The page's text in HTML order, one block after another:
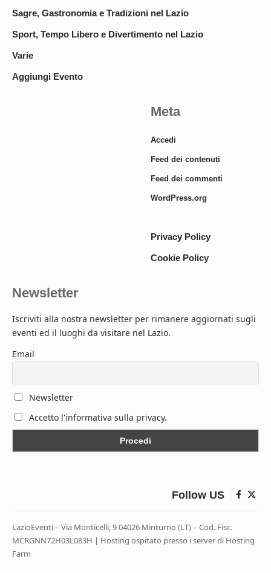
Sagre, Gastronomia e Tradizioni nel Lazio
Sport, Tempo Libero e Divertimento nel Lazio
Varie
Aggiungi Evento
Meta
Accedi
Feed dei contenuti
Feed dei commenti
WordPress.org
Privacy Policy
Cookie Policy
Newsletter
Iscriviti alla nostra newsletter per rimanere aggiornati sugli
eventi ed il luoghi da visitare nel Lazio.
Email
Newsletter
Accetto l'informativa sulla privacy.
Follow US
LazioEventi – Via Monticelli, 9 04026 Minturno (LT) – Cod. Fisc.
MCRGNN72H03L083H | Hosting ospitato presso i server di Hosting
Farm